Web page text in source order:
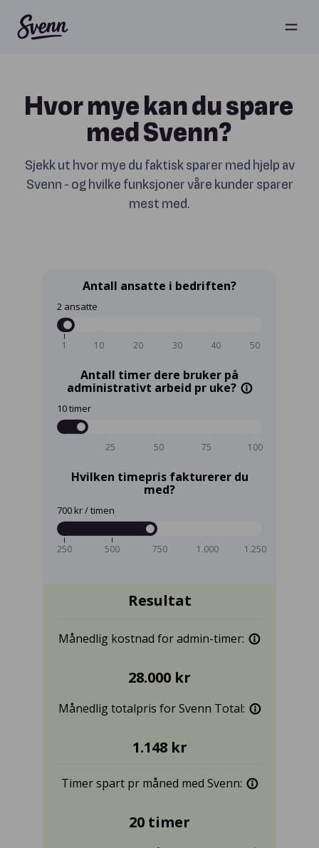
Hvor mye kan du spare
med Svenn?
Sjekk ut hvor mye du faktisk sparer med hjelp av
Svenn - og hvilke funksjoner våre kunder sparer
mest med.